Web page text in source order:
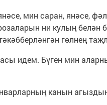
мин саран, янәсе,
ни кулың белән
гөлнең
идем. Бүген мин
канын